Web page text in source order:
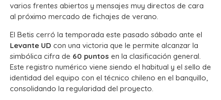
varios frentes abiertos y mensajes muy directos de cara
al próximo mercado de fichajes de verano.
El Betis cerró la temporada este pasado sábado ante el
Levante UD con una victoria que le permite alcanzar la
simbólica cifra de 60 puntos en la clasificación general.
Este registro numérico viene siendo el habitual y el sello de
identidad del equipo con el técnico chileno en el banquillo,
consolidando la regularidad del proyecto.